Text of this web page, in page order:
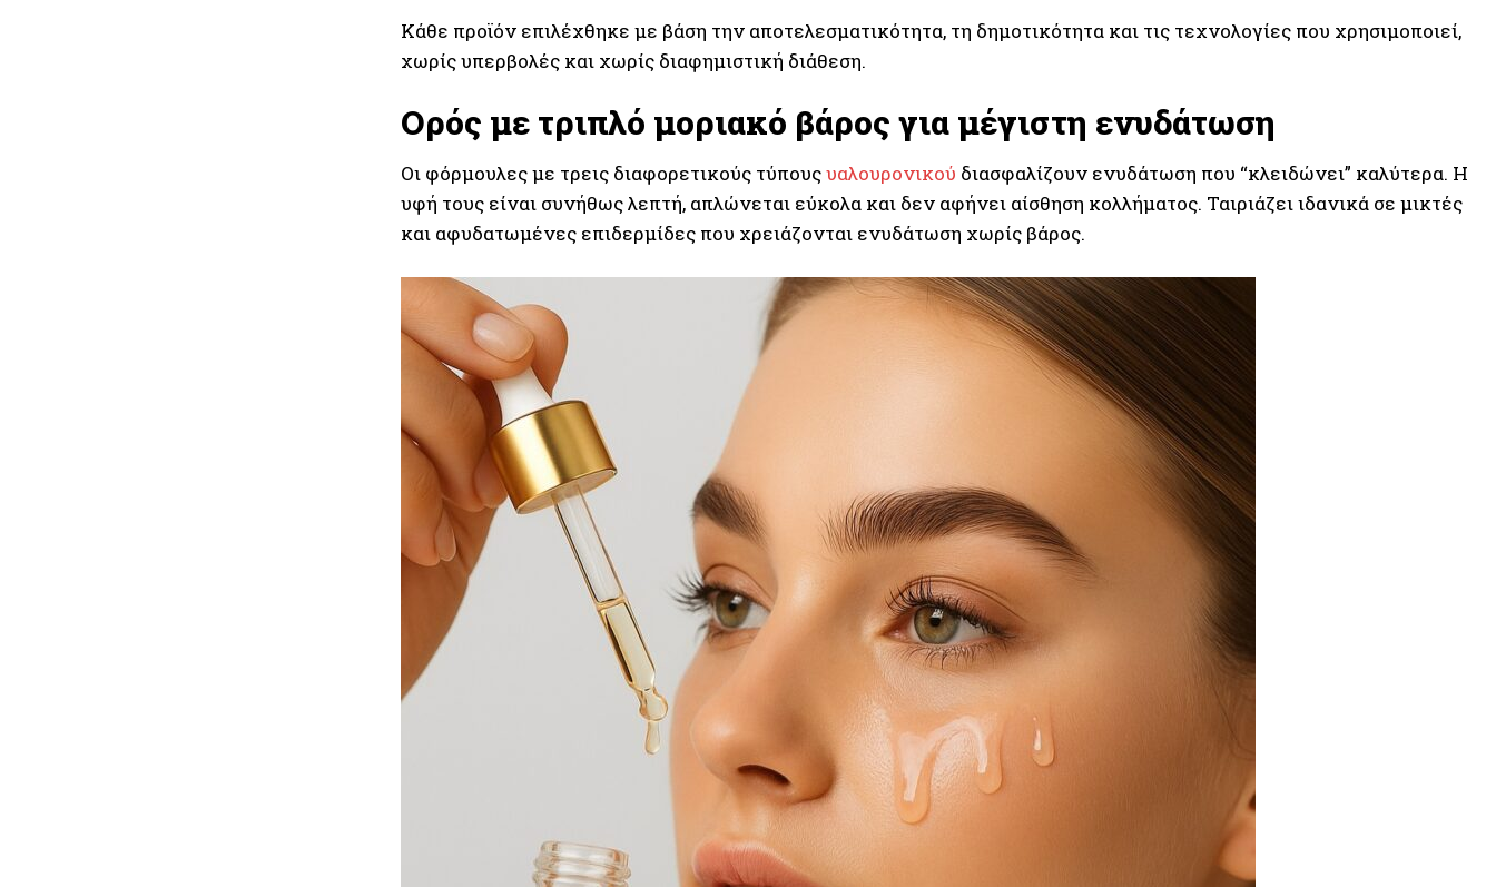
Κάθε προϊόν επιλέχθηκε με βάση την αποτελεσματικότητα, τη δημοτικότητα και τις τεχνολογίες που χρησιμοποιεί,
χωρίς υπερβολές και χωρίς διαφημιστική διάθεση.
Ορός με τριπλό μοριακό βάρος για μέγιστη ενυδάτωση
Οι φόρμουλες με τρεις διαφορετικούς τύπουςυαλουρονικού διασφαλίζουν ενυδάτωση που “κλειδώνει” καλύτερα. Η
υφή τους είναι συνήθως λεπτή, απλώνεται εύκολα και δεν αφήνει αίσθηση κολλήματος. Ταιριάζει ιδανικά σε μικτές
και αφυδατωμένες επιδερμίδες που χρειάζονται ενυδάτωση χωρίς βάρος.